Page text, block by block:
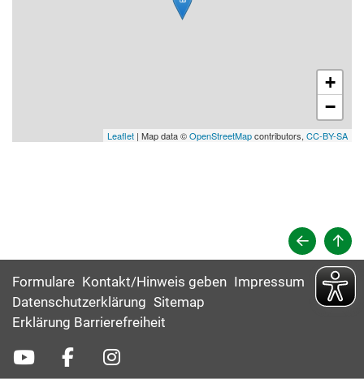
+
−
Leaflet | Map data ©OpenStreetMapcontributors, CC-BY-SA
Formulare Kontakt/Hinweis geben Impressum
Datenschutzerklärung Sitemap
Erklärung Barrierefreiheit